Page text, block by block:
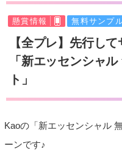
懸賞情報 無料サンプ
【全プレ】先行し
「新エッセンシャ
ト」
Kaoの「新エッセンシャル
ーンです♪